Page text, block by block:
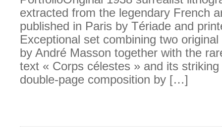
extracted from the legendary French
published in Paris by Tériade and
Exceptional set combining two
by André Masson together with the
text « Corps célestes » and its
double-page composition by […]